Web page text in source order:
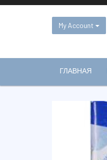
Skip
My Account
ГЛАВНАЯ